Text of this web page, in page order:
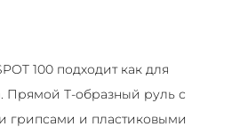
100 подходит как для
Прямой Т-образный руль с
грипсами и пластиковыми